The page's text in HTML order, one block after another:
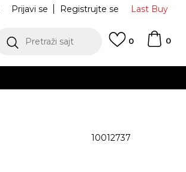
Last Buy
Prijavi se Registrujte se
Pretraži sajt 0
0
10012737